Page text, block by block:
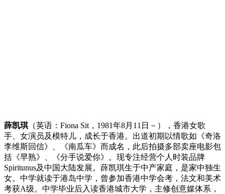
薛凯琪（英语：Fiona Sit，1981年8月11日－），香港女歌
手、女演员及模特儿，成长于香港。出道初期以情歌如《奇洛
李维斯回信》、《南瓜车》而成名，此后拍摄多部卖座电影包
括《早熟》、《分手说爱你》。现专注经营个人时装品牌
Spiritunus及中国大陆发展。薛凯琪生于中产家庭，是家中独生
女。中学就读于港岛中学，曾参加香港中学会考，法文和美术
考获A级。中学毕业后入读香港城市大学，主修创意媒体系，